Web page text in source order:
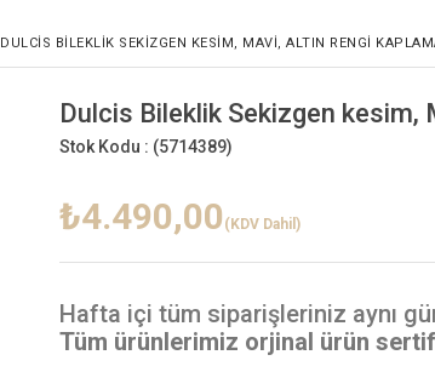
DULCIS BILEKLIK SEKIZGEN KESIM, MAVI, ALTIN RENGI
Dulcis Bileklik Sekizgen kesim,
Stok Kodu : (5714389)
₺4.490,00 (KDV Dahil)
Hafta içi tüm siparişleriniz aynı
Tüm ürünlerimiz orjinal ürün